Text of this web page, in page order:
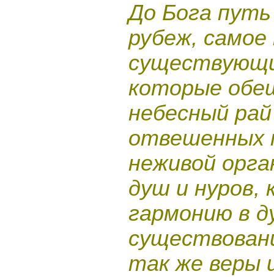
До Бога
рубеж, самое
которые
небесный
отвешенных
неживой
душ и нуров,
гармонию в
так же веры